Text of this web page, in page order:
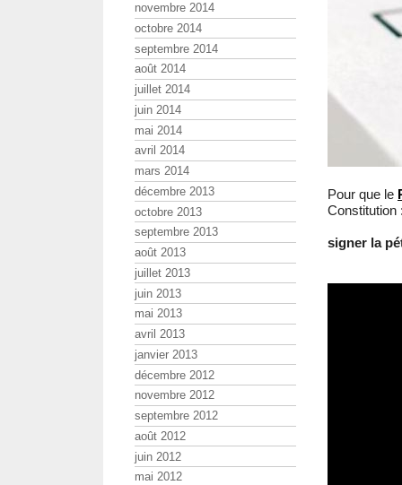
Pour que le
Constitution
signer la
novembre 2014
octobre 2014
septembre 2014
août 2014
juillet 2014
juin 2014
mai 2014
avril 2014
mars 2014
décembre 2013
octobre 2013
septembre 2013
août 2013
juillet 2013
juin 2013
mai 2013
avril 2013
janvier 2013
décembre 2012
novembre 2012
septembre 2012
août 2012
juin 2012
mai 2012